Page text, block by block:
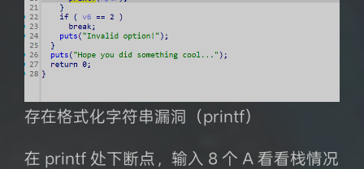
存在格式化字符串漏洞（printf）
在 printf 处下断点，输入 8 个 A 看看栈情况